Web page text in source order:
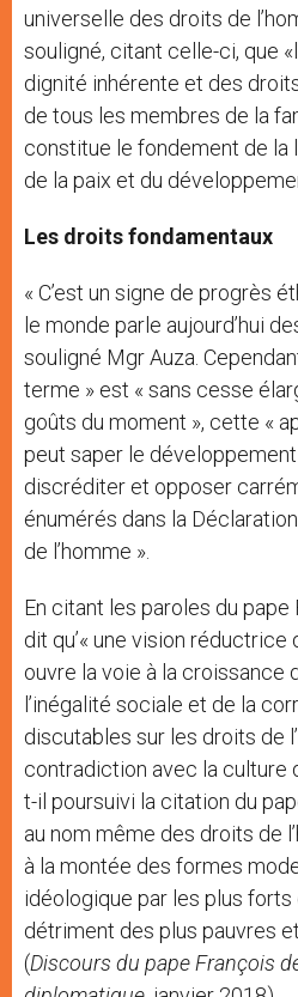
universelle des droits de
souligné, citant celle-ci, que
dignité inhérente et des
de tous les membres de la
constitue le fondement de la
de la paix et du
Les droits fondamentaux
« C’est un signe de progrès
le monde parle aujourd’hui
souligné Mgr Auza.
terme » est « sans cesse
goûts du moment », cette «
peut saper le
discréditer et opposer
énumérés dans la
de l’homme ».
En citant les paroles du pape
dit qu’« une vision réductrice
ouvre la voie à la croissance
l’inégalité sociale et de la
discutables sur les droits de
contradiction avec la culture
t-il poursuivi la citation du
au nom même des droits de
à la montée des formes
idéologique par les plus forts
détriment des plus pauvres
(Discours du pape François